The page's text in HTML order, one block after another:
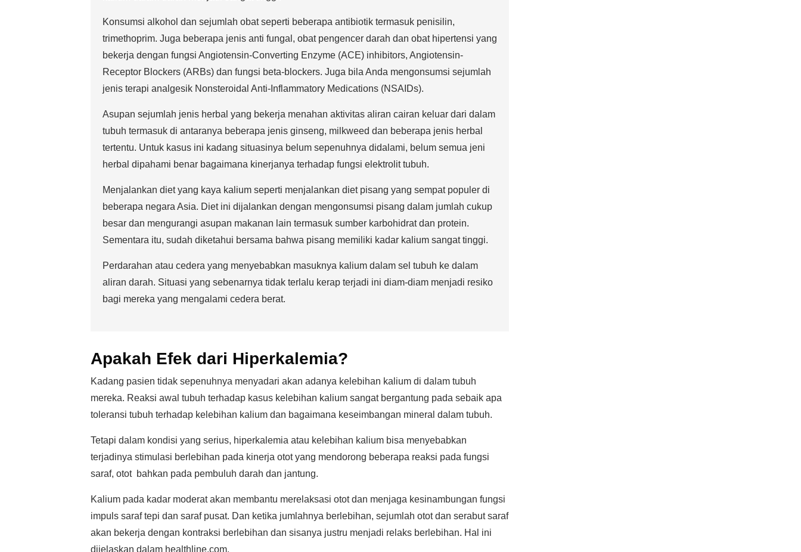
Konsumsi alkohol dan sejumlah obat seperti beberapa antibiotik termasuk penisilin,
trimethoprim. Juga beberapa jenis anti fungal, obat pengencer darah dan obat hipertensi yang
bekerja dengan fungsi Angiotensin-Converting Enzyme (ACE) inhibitors, Angiotensin-
Receptor Blockers (ARBs) dan fungsi beta-blockers. Juga bila Anda mengonsumsi sejumlah
jenis terapi analgesik Nonsteroidal Anti-Inflammatory Medications (NSAIDs).
Asupan sejumlah jenis herbal yang bekerja menahan aktivitas aliran cairan keluar dari dalam
tubuh termasuk di antaranya beberapa jenis ginseng, milkweed dan beberapa jenis herbal
tertentu. Untuk kasus ini kadang situasinya belum sepenuhnya didalami, belum semua jeni
herbal dipahami benar bagaimana kinerjanya terhadap fungsi elektrolit tubuh.
Menjalankan diet yang kaya kalium seperti menjalankan diet pisang yang sempat populer di
beberapa negara Asia. Diet ini dijalankan dengan mengonsumsi pisang dalam jumlah cukup
besar dan mengurangi asupan makanan lain termasuk sumber karbohidrat dan protein.
Sementara itu, sudah diketahui bersama bahwa pisang memiliki kadar kalium sangat tinggi.
Perdarahan atau cedera yang menyebabkan masuknya kalium dalam sel tubuh ke dalam
aliran darah. Situasi yang sebenarnya tidak terlalu kerap terjadi ini diam-diam menjadi resiko
bagi mereka yang mengalami cedera berat.
Apakah Efek dari Hiperkalemia?
Kadang pasien tidak sepenuhnya menyadari akan adanya kelebihan kalium di dalam tubuh
mereka. Reaksi awal tubuh terhadap kasus kelebihan kalium sangat bergantung pada sebaik apa
toleransi tubuh terhadap kelebihan kalium dan bagaimana keseimbangan mineral dalam tubuh.
Tetapi dalam kondisi yang serius, hiperkalemia atau kelebihan kalium bisa menyebabkan
terjadinya stimulasi berlebihan pada kinerja otot yang mendorong beberapa reaksi pada fungsi
saraf, otot bahkan pada pembuluh darah dan jantung.
Kalium pada kadar moderat akan membantu merelaksasi otot dan menjaga kesinambungan fungsi
impuls saraf tepi dan saraf pusat. Dan ketika jumlahnya berlebihan, sejumlah otot dan serabut saraf
akan bekerja dengan kontraksi berlebihan dan sisanya justru menjadi relaks berlebihan. Hal ini
dijelaskan dalam healthline.com.